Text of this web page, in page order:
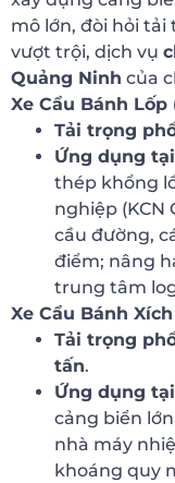
mô lớn, đòi hỏi tải
vượt trội, dịch vụ
Quảng Ninh của
Xe Cẩu Bánh Lốp
Tải trọng
Ứng dụng
thép khổng
nghiệp (KCN
cầu đường,
điểm; nâng
trung tâm
Xe Cẩu Bánh
Tải trọng
tấn.
Ứng dụng
cảng biển
nhà máy
khoáng quy